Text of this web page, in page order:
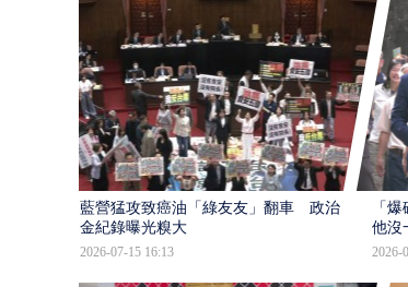
藍營猛攻致癌油「綠友友」翻車 政治獻
金紀錄曝光糗大
2026-07-15 16:13
「
他沒
2026-